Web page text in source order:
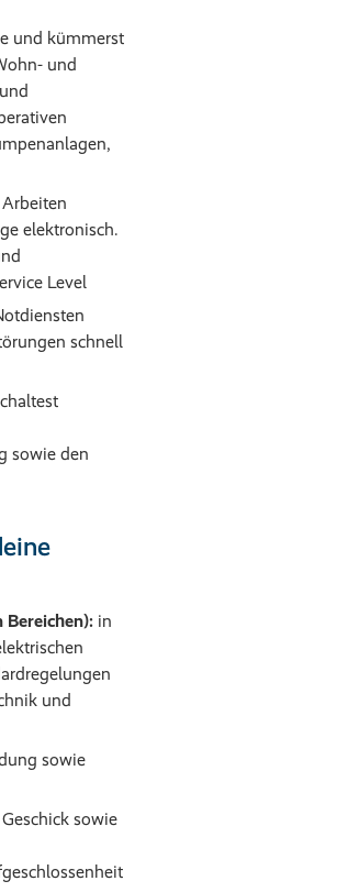
und kümmerst
und
elektronisch.
Level
schnell
sowie den
in
und
sowie
sowie